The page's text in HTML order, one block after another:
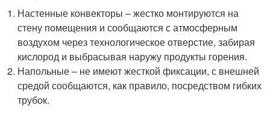
Настенные конвекторы – жестко монтируются на
стену помещения и сообщаются с атмосферным
воздухом через технологическое отверстие, забирая
кислород и выбрасывая наружу продукты горения.
Напольные – не имеют жесткой фиксации, с внешней
средой сообщаются, как правило, посредством гибких
трубок.